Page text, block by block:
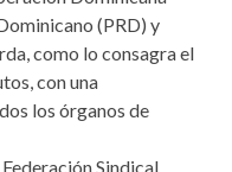
(PRD) y
como lo consagra el
con una
los órganos de
Sindical